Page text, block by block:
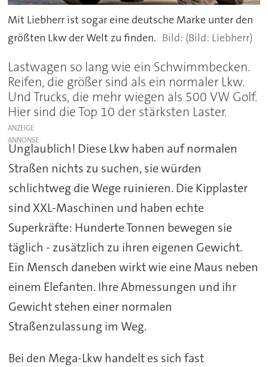
Mit Liebherr ist sogar eine deutsche Marke unter den
größten Lkw der Welt zu finden.
(Bild: Liebherr)
Lastwagen so lang wie ein Schwimmbecken.
Reifen, die größer sind als ein normaler Lkw.
Und Trucks, die mehr wiegen als 500 VW Golf.
Hier sind die Top 10 der stärksten Laster.
ANZEIGE
Unglaublich! Diese Lkw haben auf normalen
Straßen nichts zu suchen, sie würden
schlichtweg die Wege ruinieren. Die Kipplaster
sind XXL-Maschinen und haben echte
Superkräfte: Hunderte Tonnen bewegen sie
täglich - zusätzlich zu ihren eigenen Gewicht.
Ein Mensch daneben wirkt wie eine Maus neben
einem Elefanten. Ihre Abmessungen und ihr
Gewicht stehen einer normalen
Straßenzulassung im Weg.
Bei den Mega-Lkw handelt es sich fast